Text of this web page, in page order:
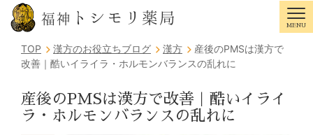
福神 トシモリ薬局 MENU
TOP
漢方のお役立ちブログ 漢方
産後のPMSは漢方で
改善｜酷いイライラ・ホルモンバランスの乱れに
産後のPMSは漢方で改善｜酷いイライ
ラ・ホルモンバランスの乱れに